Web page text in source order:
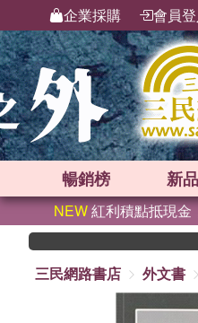
企業採購 會員
暢銷榜 新品
NEW紅利積點抵現金
三民網路書店
外文書